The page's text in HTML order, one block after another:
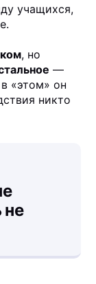
учащихся,
, но
—
«этом» он
никто
не